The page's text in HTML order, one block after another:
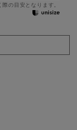
の目安となります。